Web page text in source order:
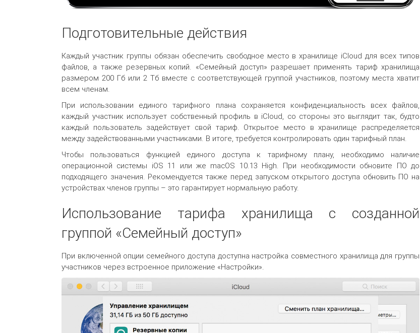
Подготовительные действия
Каждый участник группы обязан обеспечить свободное место в хранилище iCloud для всех типов
файлов, а также резервных копий. «Семейный доступ» разрешает применять тариф хранилища
размером 200 Гб или 2 Тб вместе с соответствующей группой участников, поэтому места хватит
всем членам.
При использовании единого тарифного плана сохраняется конфиденциальность всех файлов,
каждый участник использует собственный профиль в iCloud, со стороны это выглядит так, будто
каждый пользователь задействует свой тариф. Открытое место в хранилище распределяется
между задействованными участниками. В итоге, требуется контролировать один тарифный план.
Чтобы пользоваться функцией единого доступа к тарифному плану, необходимо наличие
операционной системы iOS 11 или же macOS 10.13 High. При необходимости обновите ПО до
подходящего значения. Рекомендуется также перед запуском открытого доступа обновить ПО на
устройствах членов группы – это гарантирует нормальную работу.
Использование тарифа хранилища с созданной
группой «Семейный доступ»
При включенной опции семейного доступа доступна настройка совместного хранилища для группы
участников через встроенное приложение «Настройки».